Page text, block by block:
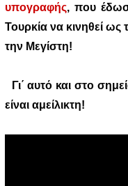
υπογραφής, που
Τουρκία να κινηθεί ως
την Μεγίστη!
Γι΄ αυτό και στο
είναι αμείλικτη!